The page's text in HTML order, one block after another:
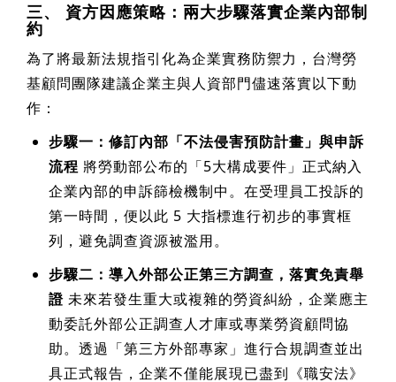
三、 資方因應策略：兩大步驟落實企業內部制
約
為了將最新法規指引化為企業實務防禦力，台灣勞
基顧問團隊建議企業主與人資部門儘速落實以下動
作：
步驟一：修訂內部「不法侵害預防計畫」與申訴
流程 將勞動部公布的「5大構成要件」正式納入
企業內部的申訴篩檢機制中。在受理員工投訴的
第一時間，便以此 5 大指標進行初步的事實框
列，避免調查資源被濫用。
步驟二：導入外部公正第三方調查，落實免責舉
證 未來若發生重大或複雜的勞資糾紛，企業應主
動委託外部公正調查人才庫或專業勞資顧問協
助。透過「第三方外部專家」進行合規調查並出
具正式報告，企業不僅能展現已盡到《職安法》